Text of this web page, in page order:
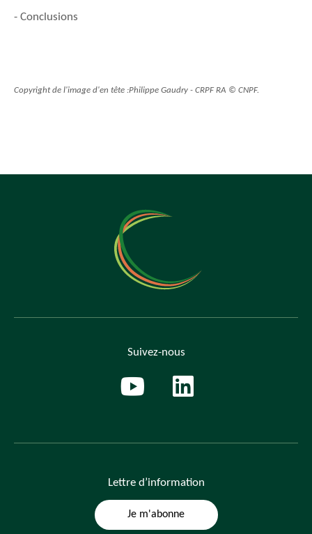
- Conclusions
Copyright de l'image d'en tête :Philippe Gaudry - CRPF RA © CNPF.
Suivez-nous
Lettre d’information
Je m'abonne